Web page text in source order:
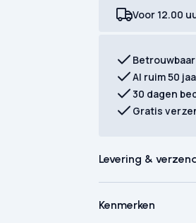
Voor 12.00
Betrouwbaar
Al ruim 50
30 dagen
Gratis
Levering &
Kenmerken